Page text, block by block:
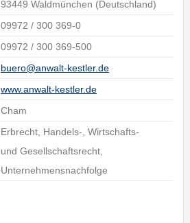
93449 Waldmünchen (Deutschland)
09972 / 300 369-0
09972 / 300 369-500
buero@anwalt-kestler.de
www.anwalt-kestler.de
Cham
Erbrecht, Handels-, Wirtschafts-
und Gesellschaftsrecht,
Unternehmensnachfolge